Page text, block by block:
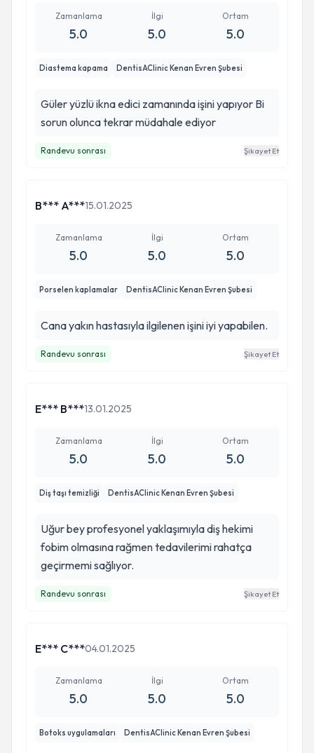
Zamanlama
5.0
İlgi
5.0
Ortam
5.0
Diastema kapama DentisAClinic Kenan Evren Şubesi
Güler yüzlü ikna edici zamanında işini yapıyor Bi
sorun olunca tekrar müdahale ediyor
Randevu sonrası Şikayet Et
B*** A***15.01.2025
Zamanlama
5.0
İlgi
5.0
Ortam
5.0
Porselen kaplamalar DentisAClinic Kenan Evren Şubesi
Cana yakın hastasıyla ilgilenen işini iyi yapabilen.
Randevu sonrası Şikayet Et
E*** B***13.01.2025
Zamanlama
5.0
İlgi
5.0
Ortam
5.0
Diş taşı temizliği DentisAClinic Kenan Evren Şubesi
Uğur bey profesyonel yaklaşımıyla diş hekimi
fobim olmasına rağmen tedavilerimi rahatça
geçirmemi sağlıyor.
Randevu sonrası Şikayet Et
E*** C***04.01.2025
Zamanlama
5.0
İlgi
5.0
Ortam
5.0
Botoks uygulamaları DentisAClinic Kenan Evren Şubesi